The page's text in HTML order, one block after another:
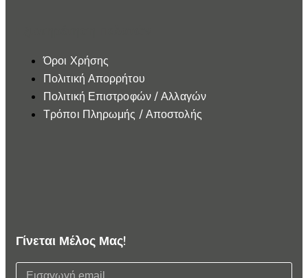
Όροι Χρήσης
Πολιτική Απορρήτου
Πολιτική Επιστροφών / Αλλαγών
Τρόποι Πληρωμής / Αποστολής
Γίνεται Μέλος Μας!